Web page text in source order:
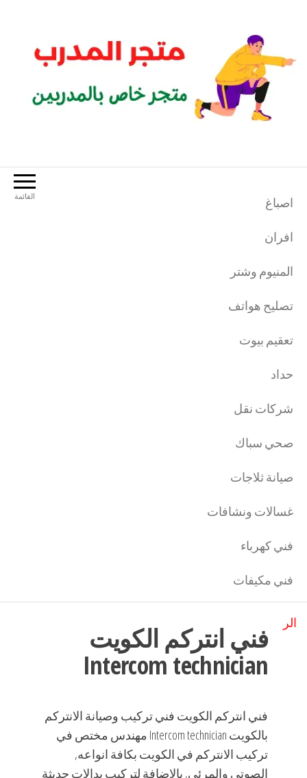
القائمة اصباغ
افران
المنيوم وشتر
تصليح هواتف
تعقيم بيوت
حداد
شركات نقل
صحي سباك
صيانة ثلاجات
غسالات ونشافات
فني كهرباء
فني مكيفات
الرئيسيةفني انتركم الكويت
Intercom technician
فني انتركم الكويت فني تركيب وصيانة الانتركم
بالكويت Intercom technician مهندس مختص في
تركيب الانتركم في الكويت بكافة انواعه,
الصوتي والمرئي, بالاضافة لتركيب بدالات حديثة